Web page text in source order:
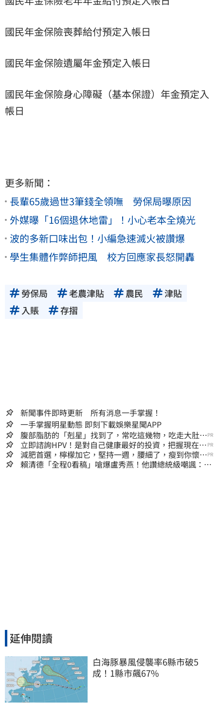
國民年金保險喪葬給付預定入帳日
國民年金保險遺屬年金預定入帳日
國民年金保險身心障礙（基本保證）年金預定入
帳日
更多新聞：
長輩65歲過世3筆錢全領嘸 勞保局曝原因
外媒曝「16個退休地雷」！小心老本全燒光
波的多新口味出包！小編急速滅火被讚爆
學生集體作弊師把風 校方回應家長怒開轟
勞保局 老農津貼 農民
津貼
入賬
存摺
新聞事件即時更新 所有消息一手掌握！
一手掌握明星動態 即刻下載娛樂星聞APP
腹部脂肪的「剋星」找到了，常吃這幾物，吃走大肚
囊，瘦出小蠻腰
PR
立即諮詢HPV！是對自己健康最好的投資，把握現在不
嫌晚！
PR
減肥首選，檸檬加它，堅持一週，腰細了，瘦到你懷疑
人生
PR
賴清德「全程0看稿」嗆爆盧秀燕！他讚總統級嘲諷：把
延伸閱讀
白海豚暴風侵襲率6縣市破5
成！1縣市飆67%